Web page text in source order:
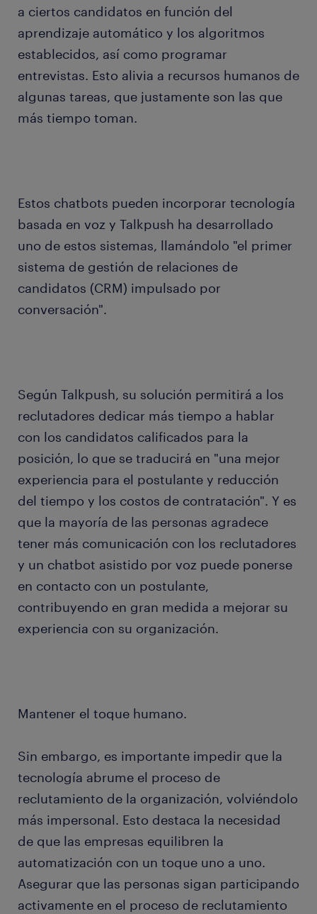
a ciertos candidatos en función del
aprendizaje automático y los algoritmos
establecidos, así como programar
entrevistas. Esto alivia a recursos humanos de
algunas tareas, que justamente son las que
más tiempo toman.
Estos chatbots pueden incorporar tecnología
basada en voz y Talkpush ha desarrollado
uno de estos sistemas, llamándolo "el primer
sistema de gestión de relaciones de
candidatos (CRM) impulsado por
conversación".
Según Talkpush, su solución permitirá a los
reclutadores dedicar más tiempo a hablar
con los candidatos calificados para la
posición, lo que se traducirá en "una mejor
experiencia para el postulante y reducción
del tiempo y los costos de contratación". Y es
que la mayoría de las personas agradece
tener más comunicación con los reclutadores
y un chatbot asistido por voz puede ponerse
en contacto con un postulante,
contribuyendo en gran medida a mejorar su
experiencia con su organización.
Mantener el toque humano.
Sin embargo, es importante impedir que la
tecnología abrume el proceso de
reclutamiento de la organización, volviéndolo
más impersonal. Esto destaca la necesidad
de que las empresas equilibren la
automatización con un toque uno a uno.
Asegurar que las personas sigan participando
activamente en el proceso de reclutamiento